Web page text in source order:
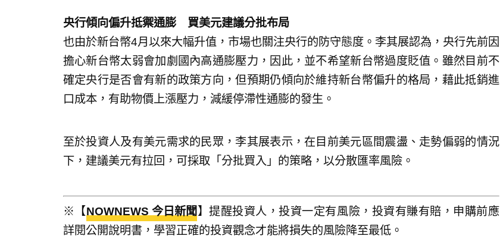
央行傾向偏升抵禦通膨 買美元建議分批布局
也由於新台幣4月以來大幅升值，市場也關注央行的防守態度。李其展認為，央行先前因
擔心新台幣太弱會加劇國內高通膨壓力，因此，並不希望新台幣過度貶值。雖然目前不
確定央行是否會有新的政策方向，但預期仍傾向於維持新台幣偏升的格局，藉此抵銷進
口成本，有助物價上漲壓力，減緩停滯性通膨的發生。
至於投資人及有美元需求的民眾，李其展表示，在目前美元區間震盪、走勢偏弱的情況
下，建議美元有拉回，可採取「分批買入」的策略，以分散匯率風險。
※【NOWNEWS 今日新聞】提醒投資人，投資一定有風險，投資有賺有賠，申購前應
詳閱公開說明書，學習正確的投資觀念才能將損失的風險降至最低。